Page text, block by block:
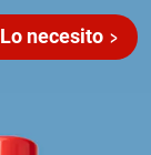
Lo necesito